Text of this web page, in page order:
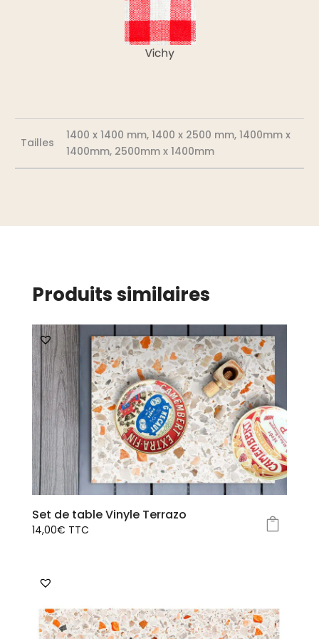
Tailles
1400 x 1400 mm, 1400 x 2500 mm, 1400mm x
1400mm, 2500mm x 1400mm
Produits similaires
Set de table Vinyle Terrazo
14,00€ TTC
variations.
Les